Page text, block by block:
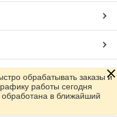
обрабатывать заказы и
работы сегодня
обработана в ближайший